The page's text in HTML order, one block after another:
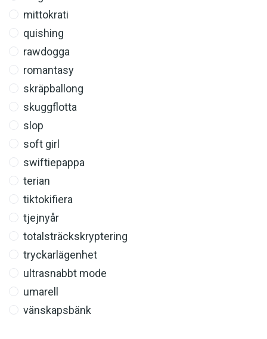
mittokrati
quishing
rawdogga
romantasy
skräpballong
skuggflotta
slop
soft girl
swiftiepappa
terian
tiktokifiera
tjejnyår
totalsträckskryptering
tryckarlägenhet
ultrasnabbt mode
umarell
vänskapsbänk